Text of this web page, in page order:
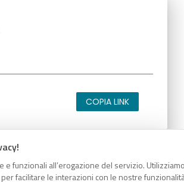
funzionali all’erogazione del servizio.
facilitare le interazioni con le nostre
COPIA LINK